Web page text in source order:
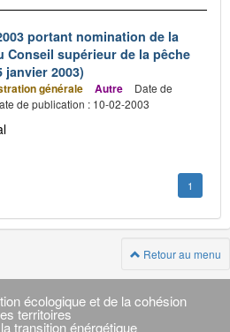
portant nomination de la
Conseil supérieur de la pêche
2003)
générale Autre
Date de
de publication : 10-02-2003
1
Retour au menu
écologique et de la cohésion
territoires
transition énérgétique